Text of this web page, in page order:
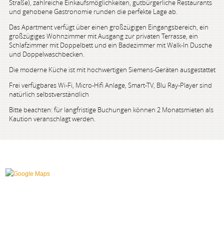
Straße), zahlreiche Einkaufsmöglichkeiten, gutbürgerliche Restaurants
und gehobene Gastronomie runden die perfekte Lage ab.
Das Apartment verfügt über einen großzügigen Eingangsbereich, ein
großzügiges Wohnzimmer mit Ausgang zur privaten Terrasse, ein
Schlafzimmer mit Doppelbett und ein Badezimmer mit Walk-In Dusche
und Doppelwaschbecken.
Die moderne Küche ist mit hochwertigen Siemens-Geräten ausgestattet
Frei verfügbares Wi-Fi, Micro-Hifi Anlage, Smart-TV, Blu Ray-Player sind
natürlich selbstverständlich
Bitte beachten: für langfristige Buchungen können 2 Monatsmieten als
Kaution veranschlagt werden.